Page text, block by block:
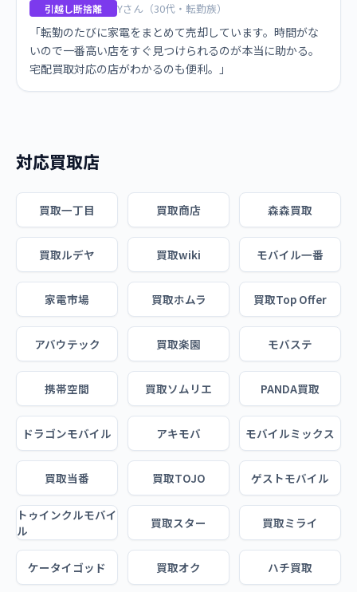
引越し断捨離 Yさん（30代・転勤族）
「転勤のたびに家電をまとめて売却しています。時間がな
いので一番高い店をすぐ見つけられるのが本当に助かる。
宅配買取対応の店がわかるのも便利。」
対応買取店
買取一丁目 買取商店 森森買取
買取ルデヤ 買取wiki モバイル一番
家電市場 買取ホムラ 買取Top Offer
アバウテック 買取楽園 モバステ
携帯空間 買取ソムリエ PANDA買取
ドラゴンモバイル アキモバ モバイルミックス
買取当番 買取TOJO ゲストモバイル
トゥインクルモバイ
ル
買取スター 買取ミライ
ケータイゴッド 買取オク ハチ買取